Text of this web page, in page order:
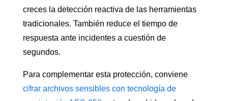
creces la detección reactiva de las herramientas
tradicionales. También reduce el tiempo de
respuesta ante incidentes a cuestión de
segundos.
Para complementar esta protección, conviene
cifrar archivos sensibles con tecnología de